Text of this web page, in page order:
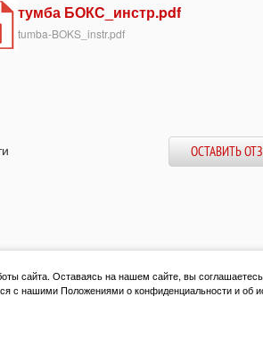
тумба БОКС_инстр.pdf
tumba-BOKS_instr.pdf
ОСТАВИТЬ
сайта. Оставаясь на нашем сайте, вы
с нашими Положениями о конфиденциальности и об